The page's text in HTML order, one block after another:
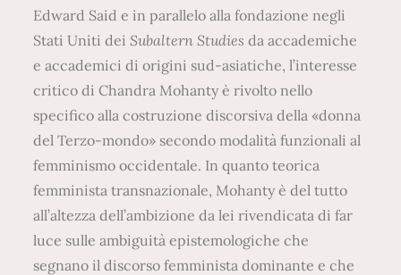
Edward Said e in parallelo alla fondazione negli
Stati Uniti deiSubaltern Studies da accademiche
e accademici di origini sud-asiatiche, l’interesse
critico di Chandra Mohanty è rivolto nello
specifico alla costruzione discorsiva della «donna
del Terzo-mondo» secondo modalità funzionali al
femminismo occidentale. In quanto teorica
femminista transnazionale, Mohanty è del tutto
all’altezza dell’ambizione da lei rivendicata di far
luce sulle ambiguità epistemologiche che
segnano il discorso femminista dominante e che